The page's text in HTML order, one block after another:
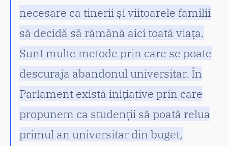
necesare ca tinerii și viitoarele familii
să decidă să rămână aici toată viața.
Sunt multe metode prin care se poate
descuraja abandonul universitar. În
Parlament există inițiative prin care
propunem ca studenții să poată relua
primul an universitar din buget,